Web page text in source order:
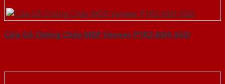
Cửa Gỗ Chống Cháy MDF Veneer P1R2 ASH-SGD